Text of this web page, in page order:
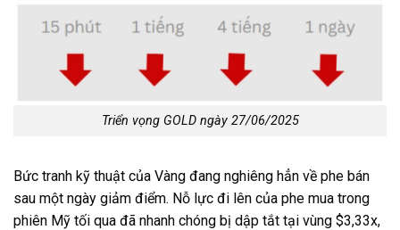
Triển vọng GOLD ngày 27/06/2025
Bức tranh kỹ thuật của Vàng đang nghiêng hẳn về phe bán
sau một ngày giảm điểm. Nỗ lực đi lên của phe mua trong
phiên Mỹ tối qua đã nhanh chóng bị dập tắt tại vùng $3,33x,